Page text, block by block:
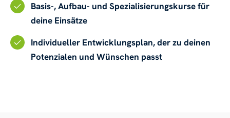
Basis-, Aufbau- und Spezialisierungskurse für
deine Einsätze
Individueller Entwicklungsplan, der zu deinen
Potenzialen und Wünschen passt